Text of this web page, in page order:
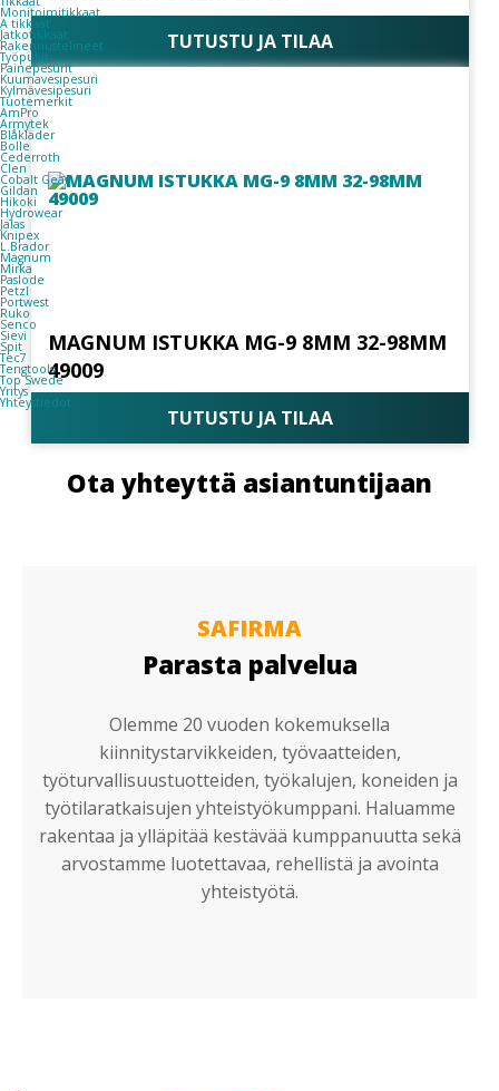
Monitoimitikkaat
A tikkaat
Jatkotikkaat
Rakennustelineet
Työpukit
Painepesurit
Kuumavesipesuri
Kylmävesipesuri
Tuotemerkit
AmPro
Armytek
Blåkläder
Bolle
Cederroth
Clen
Cobalt Gear
Gildan
Hikoki
Hydrowear
Jalas
Knipex
L.Brador
Magnum
Mirka
Paslode
Petzl
Portwest
Ruko
Senco
Sievi
Spit
Tec7
Tengtools
Top Swede
Yritys
Yhteystiedot
TUTUSTU JA TILAA
MAGNUM ISTUKKA MG-9 8MM 32-98MM
49009
TUTUSTU JA TILAA
Ota yhteyttä asiantuntijaan
SAFIRMA
Parasta palvelua
Olemme 20 vuoden kokemuksella
kiinnitystarvikkeiden, työvaatteiden,
työturvallisuustuotteiden, työkalujen, koneiden ja
työtilaratkaisujen yhteistyökumppani. Haluamme
rakentaa ja ylläpitää kestävää kumppanuutta sekä
arvostamme luotettavaa, rehellistä ja avointa
yhteistyötä.